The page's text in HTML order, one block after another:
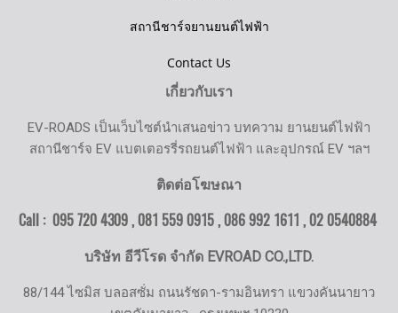
สถานีชาร์จยานยนต์ไฟฟ้า
Contact Us
เกี่ยวกับเรา
EV-ROADS เป็นเว็บไซต์นำเสนอข่าว บทความ ยานยนต์ไฟฟ้า
สถานีชาร์จ EV แบตเตอรรี่รถยนต์ไฟฟ้า และอุปกรณ์ EV ฯลฯ
ติดต่อโฆษณา
Call : 095 720 4309 , 081 559 0915 , 086 992 1611 ,02 0540884
บริษัท อีวีโรด จำกัด EVROAD CO.,LTD.
88/144 ไซมิส บลอสซั่ม ถนนรัชดา-รามอินทรา แขวงคันนายาว